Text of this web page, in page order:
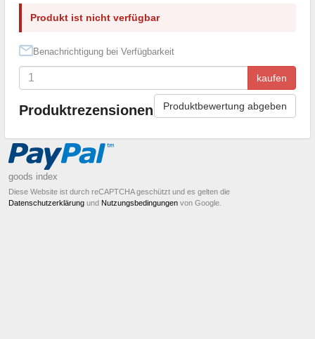
Produkt ist nicht verfügbar
Benachrichtigung bei Verfügbarkeit
kaufen
Produktrezensionen Produktbewertung abgeben
goods index
Diese Website ist durch reCAPTCHA geschützt und es gelten die
Datenschutzerklärung und Nutzungsbedingungen von Google.